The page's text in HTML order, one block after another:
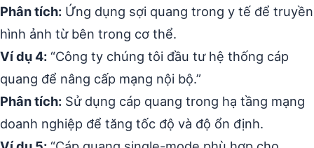
Phân tích: Ứng dụng sợi quang trong y tế để truyền
hình ảnh từ bên trong cơ thể.
Ví dụ 4: “Công ty chúng tôi đầu tư hệ thống cáp
quang để nâng cấp mạng nội bộ.”
Phân tích: Sử dụng cáp quang trong hạ tầng mạng
doanh nghiệp để tăng tốc độ và độ ổn định.